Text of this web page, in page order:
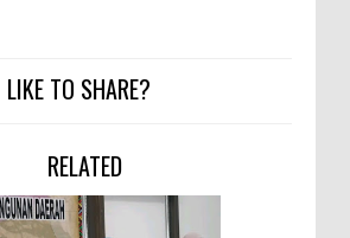
LIKE TO SHARE?
RELATED